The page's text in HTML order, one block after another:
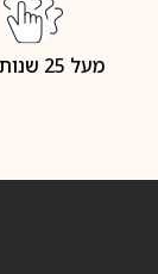
מעל 25 שנות ותק